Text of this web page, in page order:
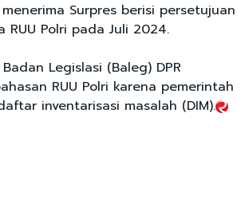
Surpres berisi persetujuan
Polri pada Juli 2024.
Legislasi (Baleg) DPR
RUU Polri karena pemerintah
inventarisasi masalah (DIM).